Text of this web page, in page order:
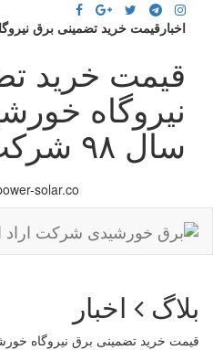
اخبارقیمت خرید تضمینی برق
قیمت خرید
نیروگاه
سال ۹۸ شرکت آراپل
solar.co
بلاگ اخبار
قیمت خرید تضمینی برق نیروگاه